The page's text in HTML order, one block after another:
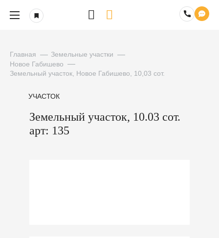
Главная
Земельные участки
Новое Габишево
Земельный участок, Новое Габишево, 10,03 сот.
УЧАСТОК
Земельный участок, 10.03 сот.
арт: 135